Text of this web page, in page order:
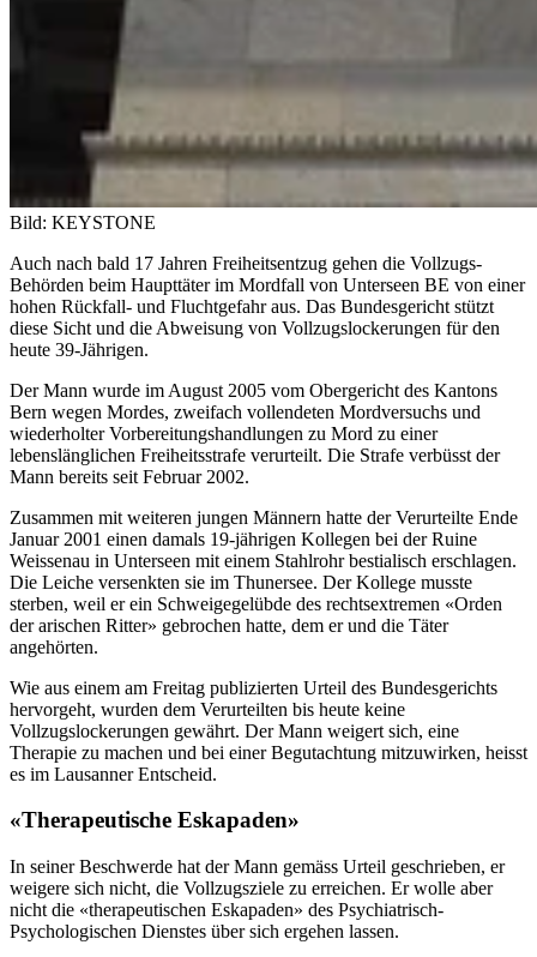
Bild: KEYSTONE
Auch nach bald 17 Jahren Freiheitsentzug gehen die Vollzugs-
Behörden beim Haupttäter im Mordfall von Unterseen BE von einer
hohen Rückfall- und Fluchtgefahr aus. Das Bundesgericht stützt
diese Sicht und die Abweisung von Vollzugslockerungen für den
heute 39-Jährigen.
Der Mann wurde im August 2005 vom Obergericht des Kantons
Bern wegen Mordes, zweifach vollendeten Mordversuchs und
wiederholter Vorbereitungshandlungen zu Mord zu einer
lebenslänglichen Freiheitsstrafe verurteilt. Die Strafe verbüsst der
Mann bereits seit Februar 2002.
Zusammen mit weiteren jungen Männern hatte der Verurteilte Ende
Januar 2001 einen damals 19-jährigen Kollegen bei der Ruine
Weissenau in Unterseen mit einem Stahlrohr bestialisch erschlagen.
Die Leiche versenkten sie im Thunersee. Der Kollege musste
sterben, weil er ein Schweigegelübde des rechtsextremen «Orden
der arischen Ritter» gebrochen hatte, dem er und die Täter
angehörten.
Wie aus einem am Freitag publizierten Urteil des Bundesgerichts
hervorgeht, wurden dem Verurteilten bis heute keine
Vollzugslockerungen gewährt. Der Mann weigert sich, eine
Therapie zu machen und bei einer Begutachtung mitzuwirken, heisst
es im Lausanner Entscheid.
«Therapeutische Eskapaden»
In seiner Beschwerde hat der Mann gemäss Urteil geschrieben, er
weigere sich nicht, die Vollzugsziele zu erreichen. Er wolle aber
nicht die «therapeutischen Eskapaden» des Psychiatrisch-
Psychologischen Dienstes über sich ergehen lassen.